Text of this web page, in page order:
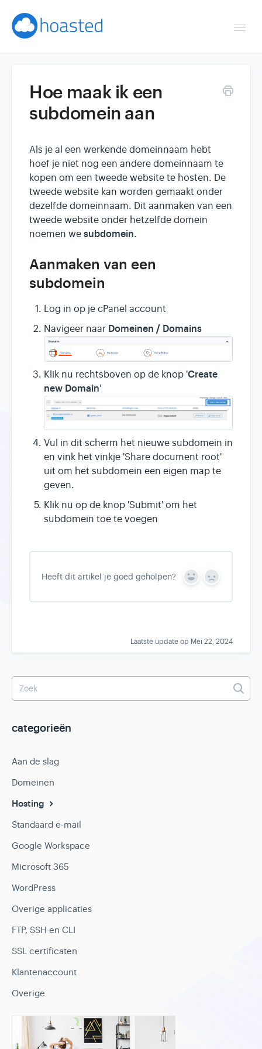
Helpdesk
Reseller & developer
Contact
Klantenpaneel →
Hoe maak ik een
subdomein aan
Als je al een werkende domeinnaam hebt
hoef je niet nog een andere domeinnaam te
kopen om een tweede website te hosten. De
tweede website kan worden gemaakt onder
dezelfde domeinnaam. Dit aanmaken van een
tweede website onder hetzelfde domein
noemen we subdomein.
Aanmaken van een
subdomein
Log in op je cPanel account
Navigeer naar Domeinen / Domains
Klik nu rechtsboven op de knop 'Create
new Domain'
Vul in dit scherm het nieuwe subdomein in
en vink het vinkje 'Share document root'
uit om het subdomein een eigen map te
geven.
Klik nu op de knop 'Submit' om het
subdomein toe te voegen
Heeft dit artikel je goed geholpen?
Y
s
N
Laatste update op Mei 22, 2024
categorieën
Aan de slag
Domeinen
Hosting
Standaard e-mail
Google Workspace
Microsoft 365
WordPress
Overige applicaties
FTP, SSH en CLI
SSL certificaten
Klantenaccount
Overige